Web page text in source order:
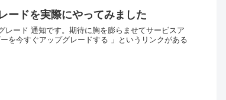
ードを実際にやってみました
レード 通知です。期待に胸を膨らませてサービスア
を今すぐアップグレードする 」というリンクがある